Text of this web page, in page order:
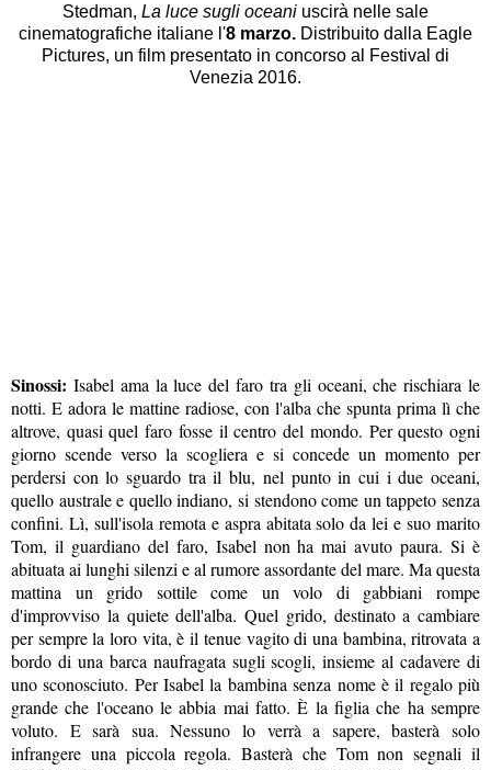
Stedman, La luce sugli oceani uscirà nelle sale
cinematografiche italiane l'8 marzo. Distribuito dalla Eagle
Pictures, un film presentato in concorso al Festival di
Venezia 2016.
Sinossi: Isabel ama la luce del faro tra gli oceani, che rischiara le
notti. E adora le mattine radiose, con l'alba che spunta prima lì che
altrove, quasi quel faro fosse il centro del mondo. Per questo ogni
giorno scende verso la scogliera e si concede un momento per
perdersi con lo sguardo tra il blu, nel punto in cui i due oceani,
quello australe e quello indiano, si stendono come un tappeto senza
confini. Lì, sull'isola remota e aspra abitata solo da lei e suo marito
Tom, il guardiano del faro, Isabel non ha mai avuto paura. Si è
abituata ai lunghi silenzi e al rumore assordante del mare. Ma questa
mattina un grido sottile come un volo di gabbiani rompe
d'improvviso la quiete dell'alba. Quel grido, destinato a cambiare
per sempre la loro vita, è il tenue vagito di una bambina, ritrovata a
bordo di una barca naufragata sugli scogli, insieme al cadavere di
uno sconosciuto. Per Isabel la bambina senza nome è il regalo più
grande che l'oceano le abbia mai fatto. È la figlia che ha sempre
voluto. E sarà sua. Nessuno lo verrà a sapere, basterà solo
infrangere una piccola regola. Basterà che Tom non segnali il